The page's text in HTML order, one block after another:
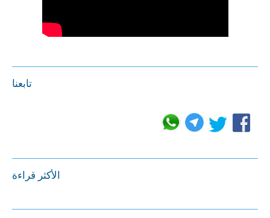
تابعنا
الأكثر قراءة